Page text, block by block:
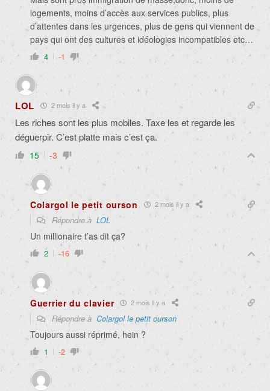
logements, moins d’accès aux services publics, plus
d’attentes dans les urgences, plus de gens qui viennent de
pays qui ont des cultures et idéologies incompatibles etc…
4 -1
LOL 2 mois il y a
Les riches sont les plus mobiles. Taxe les et regarde les
déguerpir. C’est platte mais c’est ça.
15 -3
Colargol le petit ourson 2 mois il y a
Répondre à LOL
Un millionaire t’as dit ça?
2 -16
Guerrier du clavier 2 mois il y a
Répondre à Colargol le petit ourson
Toujours aussi réprimé, hein ?
1 -2